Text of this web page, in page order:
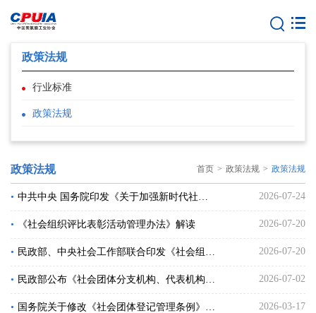
政策法规
行业标准
政策法规
政策法规 首页 > 政策法规 > 政策法规
• 中共中央 国务院印发《关于加强新时代社会工作的意见》 2026-07-24
• 《社会组织评比表彰活动管理办法》解读 2026-07-20
• 民政部、中央社会工作部联合印发《社会组织评比表彰活动管理办法》 2026-07-20
• 民政部公布《社会团体分支机构、代表机构管理办法》 2026-07-02
• 国务院关于修改《社会团体登记管理条例》的决定 2026-03-17